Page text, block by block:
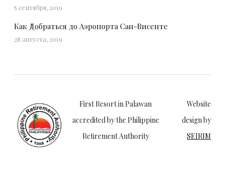
5 сентября, 2019
Как Добраться до Аэропорта Сан-Висенте
28 августа, 2019
First Resort in Palawan
accredited by the Philippine
Retirement Authority
Website
design by
SEIRIM